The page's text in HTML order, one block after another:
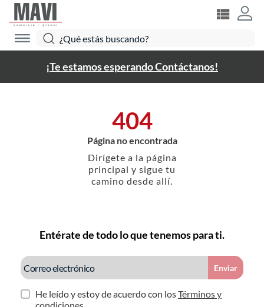
¡Te estamos esperando Contáctanos!
404
Página no encontrada
Dirígete a la página
principal y sigue tu
camino desde allí.
Entérate de todo lo que tenemos para ti.
Enviar
He leído y estoy de acuerdo con losTérminos y